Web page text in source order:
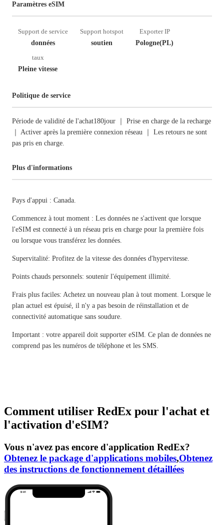
Paramètres eSIM
Support de service
données
Support hotspot
soutien
Exporter IP
Pologne(PL)
taux
Pleine vitesse
Politique de service
Période de validité de l'achat180jour ｜ Prise en charge de la recharge
｜ Activer après la première connexion réseau ｜ Les retours ne sont
pas pris en charge.
Plus d'informations
Pays d'appui : Canada.
Commencez à tout moment : Les données ne s'activent que lorsque
l'eSIM est connecté à un réseau pris en charge pour la première fois
ou lorsque vous transférez les données.
Supervitalité: Profitez de la vitesse des données d'hypervitesse.
Points chauds personnels: soutenir l'équipement illimité.
Frais plus faciles: Achetez un nouveau plan à tout moment. Lorsque le
plan actuel est épuisé, il n'y a pas besoin de réinstallation et de
connectivité automatique sans soudure.
Important : votre appareil doit supporter eSIM. Ce plan de données ne
comprend pas les numéros de téléphone et les SMS.
Comment utiliser RedEx pour l'achat et
l'activation d'eSIM?
Vous n'avez pas encore d'application RedEx?
Obtenez le package d'applications mobiles,Obtenez
des instructions de fonctionnement détaillées